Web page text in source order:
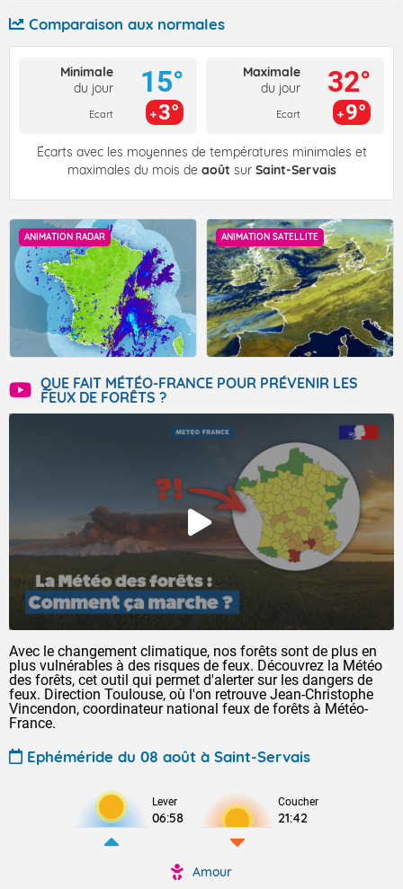
Comparaison aux normales
Minimale
du jour
Ecart
15°
3°
Maximale
du jour
Ecart
32°
9°
Écarts avec les moyennes de températures minimales et
maximales du mois de août sur Saint-Servais
ANIMATION RADAR ANIMATION SATELLITE
QUE FAIT MÉTÉO-FRANCE POUR PRÉVENIR LES
FEUX DE FORÊTS ?
Avec le changement climatique, nos forêts sont de plus en
plus vulnérables à des risques de feux. Découvrez la Météo
des forêts, cet outil qui permet d'alerter sur les dangers de
feux. Direction Toulouse, où l'on retrouve Jean-Christophe
Vincendon, coordinateur national feux de forêts à Météo-
France.
Ephéméride du 08 août à Saint-Servais
Lever
06:58
Coucher
21:42
Amour